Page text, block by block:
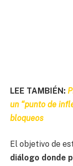
LEE TAMBIÉN:
un “punto de
bloqueos
El objetivo de
diálogo donde